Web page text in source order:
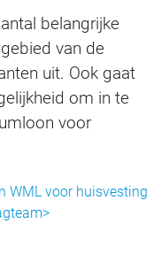
belangrijke
van de
uit. Ook gaat
om in te
voor
WML voor huisvesting